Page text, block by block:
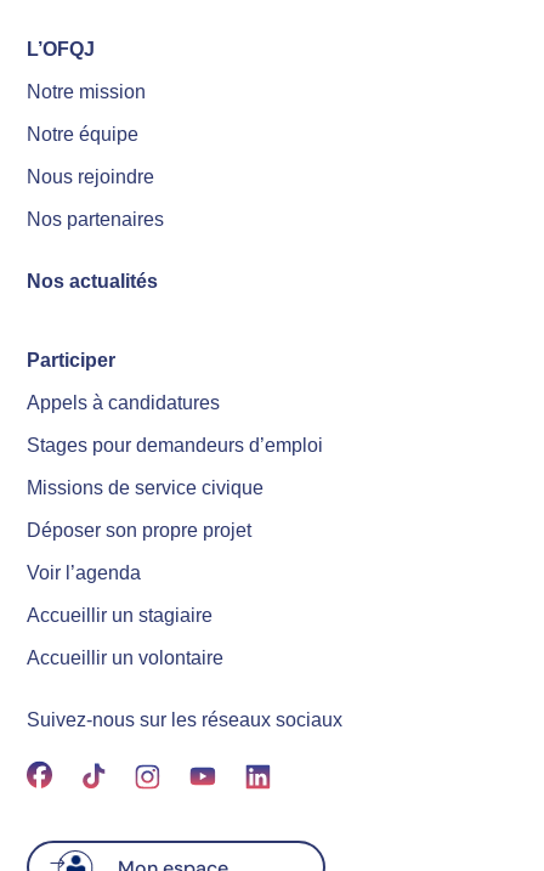
L’OFQJ
Notre mission
Notre équipe
Nous rejoindre
Nos partenaires
Nos actualités
Participer
Appels à candidatures
Stages pour demandeurs d’emploi
Missions de service civique
Déposer son propre projet
Voir l’agenda
Accueillir un stagiaire
Accueillir un volontaire
Suivez-nous sur les réseaux sociaux